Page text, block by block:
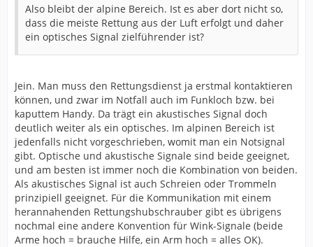
Also bleibt der alpine Bereich. Ist es aber dort nicht so,
dass die meiste Rettung aus der Luft erfolgt und daher
ein optisches Signal zielführender ist?
Jein. Man muss den Rettungsdienst ja erstmal kontaktieren
können, und zwar im Notfall auch im Funkloch bzw. bei
kaputtem Handy. Da trägt ein akustisches Signal doch
deutlich weiter als ein optisches. Im alpinen Bereich ist
jedenfalls nicht vorgeschrieben, womit man ein Notsignal
gibt. Optische und akustische Signale sind beide geeignet,
und am besten ist immer noch die Kombination von beiden.
Als akustisches Signal ist auch Schreien oder Trommeln
prinzipiell geeignet. Für die Kommunikation mit einem
herannahenden Rettungshubschrauber gibt es übrigens
nochmal eine andere Konvention für Wink-Signale (beide
Arme hoch = brauche Hilfe, ein Arm hoch = alles OK).